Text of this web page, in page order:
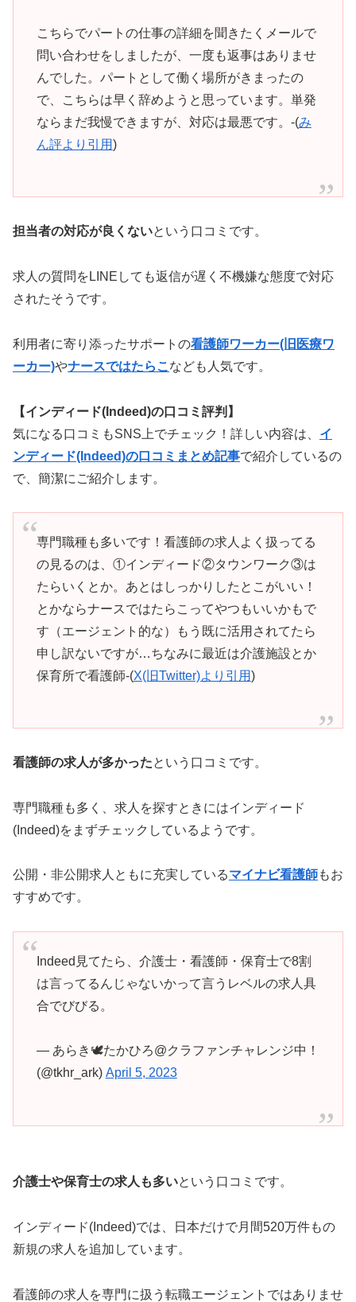
こちらでパートの仕事の詳細を聞きたくメールで
問い合わせをしましたが、一度も返事はありませ
んでした。パートとして働く場所がきまったの
で、こちらは早く辞めようと思っています。単発
ならまだ我慢できますが、対応は最悪です。-(み
ん評より引用)
担当者の対応が良くないという口コミです。
求人の質問をLINEしても返信が遅く不機嫌な態度で対応
されたそうです。
利用者に寄り添ったサポートの看護師ワーカー(旧医療ワ
ーカー)やナースではたらこ なども人気です。
【インディード(Indeed)の口コミ評判】
気になる口コミもSNS上でチェック！詳しい内容は、 イ
ンディード(Indeed)の口コミまとめ記事で紹介しているの
で、簡潔にご紹介します。
専門職種も多いです！看護師の求人よく扱ってる
の見るのは、①インディード②タウンワーク③は
たらいくとか。あとはしっかりしたとこがいい！
とかならナースではたらこってやつもいいかもで
す（エージェント的な）もう既に活用されてたら
申し訳ないですが…ちなみに最近は介護施設とか
保育所で看護師-(X(旧Twitter)より引用)
看護師の求人が多かったという口コミです。
専門職種も多く、求人を探すときにはインディード
(Indeed)をまずチェックしているようです。
公開・非公開求人ともに充実しているマイナビ看護師もお
すすめです。
Indeed見てたら、介護士・看護師・保育士で8割
は言ってるんじゃないかって言うレベルの求人具
合でびびる。
— あらき🕊たかひろ@クラファンチャレンジ中！
(@tkhr_ark) April 5, 2023
介護士や保育士の求人も多いという口コミです。
インディード(Indeed)では、日本だけで月間520万件もの
新規の求人を追加しています。
看護師の求人を専門に扱う転職エージェントではありませ